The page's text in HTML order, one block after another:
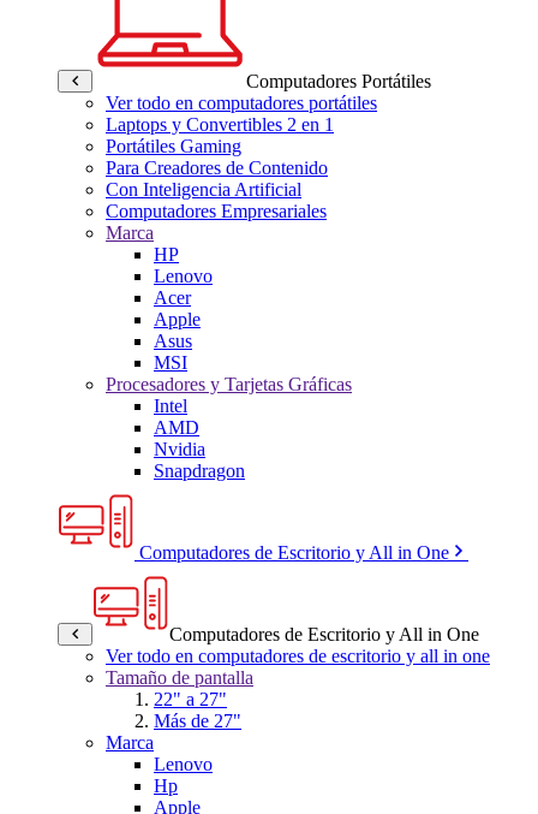
Computadores Portátiles
Ver todo en computadores portátiles
Laptops y Convertibles 2 en 1
Portátiles Gaming
Para Creadores de Contenido
Con Inteligencia Artificial
Computadores Empresariales
Marca
HP
Lenovo
Acer
Apple
Asus
MSI
Procesadores y Tarjetas Gráficas
Intel
AMD
Nvidia
Snapdragon
Computadores de Escritorio y All in One
Computadores de Escritorio y All in One
Ver todo en computadores de escritorio y all in one
Tamaño de pantalla
22" a 27"
Más de 27"
Marca
Lenovo
Hp
Apple